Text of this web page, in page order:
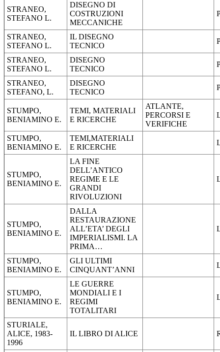
STRANEO,
STEFANO L.
DISEGNO DI
COSTRUZIONI
MECCANICHE
STRANEO,
STEFANO L.
IL DISEGNO
TECNICO
STRANEO,
STEFANO L.
DISEGNO
TECNICO
STRANEO,
STEFANO, L.
DISEGNO
TECNICO
STUMPO,
BENIAMINO E.
TEMI, MATERIALI
E RICERCHE
ATLANTE,
PERCORSI E
VERIFICHE
STUMPO,
BENIAMINO E.
TEMI,MATERIALI
E RICERCHE
STUMPO,
BENIAMINO E.
LA FINE
DELL’ANTICO
REGIME E LE
GRANDI
RIVOLUZIONI
STUMPO,
BENIAMINO E.
DALLA
RESTAURAZIONE
ALL’ETA’ DEGLI
IMPERIALISMI. LA
PRIMA…
STUMPO,
BENIAMINO E.
GLI ULTIMI
CINQUANT’ANNI
STUMPO,
BENIAMINO E.
LE GUERRE
MONDIALI E I
REGIMI
TOTALITARI
STURIALE,
ALICE, 1983-
1996
IL LIBRO DI ALICE